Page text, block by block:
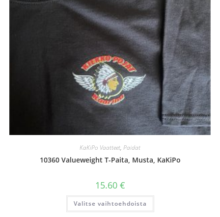
KaKiPo Vaatteet, Paidat
10360 Valueweight T-Paita, Musta, KaKiPo
15.60 €
Valitse vaihtoehdoista
Tällä
on